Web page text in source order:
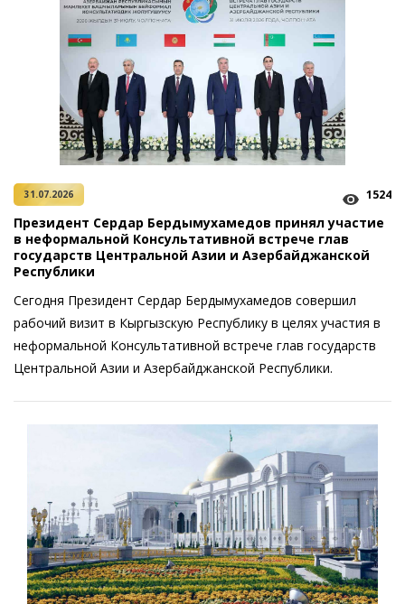
31.07.2026 1524
Президент Сердар Бердымухамедов принял участие
в неформальной Консультативной встрече глав
государств Центральной Азии и Азербайджанской
Республики
Сегодня Президент Сердар Бердымухамедов совершил
рабочий визит в Кыргызскую Республику в целях участия в
неформальной Консультативной встрече глав государств
Цент­ральной Азии и Азербайджанской Республики.